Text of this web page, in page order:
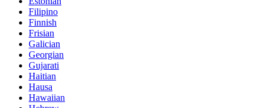
Filipino
Finnish
Frisian
Galician
Georgian
Gujarati
Haitian
Hausa
Hawaiian